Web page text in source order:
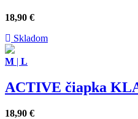
18,90 €
Skladom
M | L
ACTIVE čiapka
18,90 €